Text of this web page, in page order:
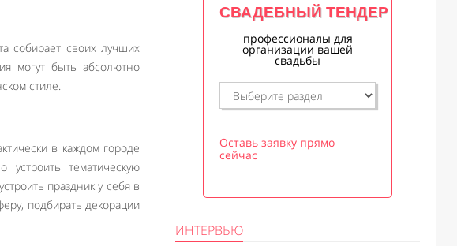
собирает своих лучших
могут быть абсолютно
стиле.
в каждом городе
тематическую
праздник у себя в
подбирать декорации
СВАДЕБНЫЙ ТЕНДЕР
профессионалы для
организации вашей
свадьбы
Оставь заявку прямо
сейчас
ИНТЕРВЬЮ